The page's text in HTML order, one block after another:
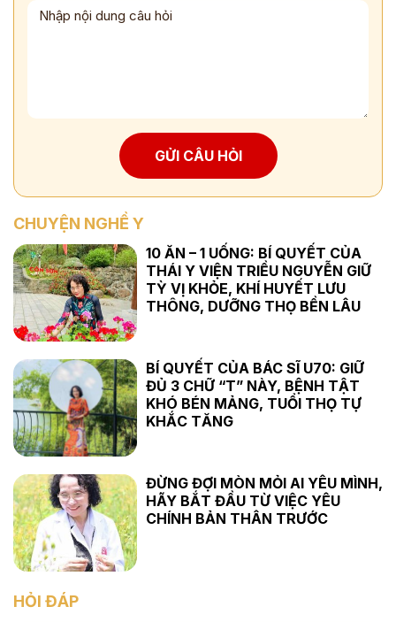
GỬI CÂU HỎI
CHUYỆN NGHỀ Y
10 ĂN – 1 UỐNG: BÍ QUYẾT CỦA
THÁI Y VIỆN TRIỀU NGUYỄN GIỮ
TỲ VỊ KHỎE, KHÍ HUYẾT LƯU
THÔNG, DƯỠNG THỌ BỀN LÂU
BÍ QUYẾT CỦA BÁC SĨ U70: GIỮ
ĐỦ 3 CHỮ “T” NÀY, BỆNH TẬT
KHÓ BÉN MẢNG, TUỔI THỌ TỰ
KHẮC TĂNG
ĐỪNG ĐỢI MÒN MỎI AI YÊU MÌNH,
HÃY BẮT ĐẦU TỪ VIỆC YÊU
CHÍNH BẢN THÂN TRƯỚC
HỎI ĐÁP